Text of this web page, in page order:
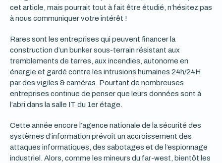
cet article, mais pourrait tout à fait être étudié, n’hésitez pas
à nous communiquer votre intérêt !
Rares sont les entreprises qui peuvent financer la
construction d’un bunker sous-terrain résistant aux
tremblements de terres, aux incendies, autonome en
énergie et gardé contre les intrusions humaines 24h/24H
par des vigiles & caméras. Pourtant de nombreuses
entreprises continue de penser que leurs données sont à
l’abri dans la salle IT du 1er étage.
Cette année encore l’agence nationale de la sécurité des
systèmes d’information prévoit un accroissement des
attaques informatiques, des sabotages et de l’espionnage
industriel. Alors, comme les mineurs du far-west, bientôt les